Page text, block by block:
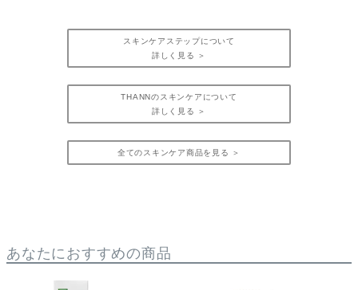
スキンケアステップについて
詳しく見る ＞
THANNのスキンケアについて
詳しく見る ＞
全てのスキンケア商品を見る ＞
あなたにおすすめの商品